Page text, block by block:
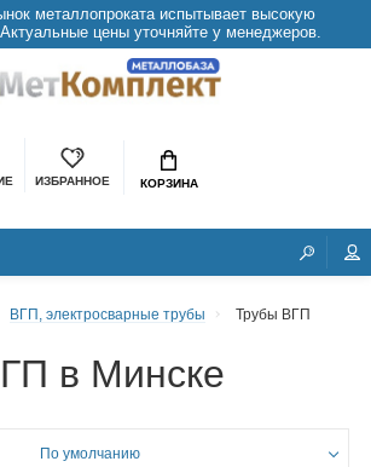
ИЗБРАННОЕ КОРЗИНА
ВГП, электросварные трубы Трубы ВГП
в Минске
По умолчанию